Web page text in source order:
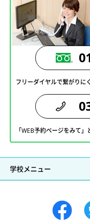
フリーダイヤルで繋がりに
「WEB予約ページをみて
学校メニュー